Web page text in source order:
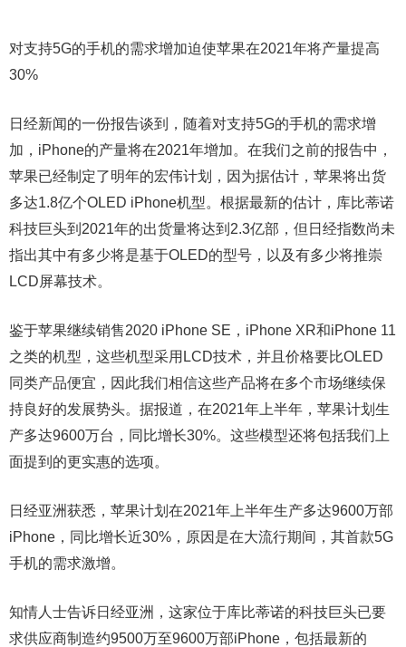
对支持5G的手机的需求增加迫使苹果在2021年将产量提高
30%
日经新闻的一份报告谈到，随着对支持5G的手机的需求增
加，iPhone的产量将在2021年增加。在我们之前的报告中，
苹果已经制定了明年的宏伟计划，因为据估计，苹果将出货
多达1.8亿个OLED iPhone机型。根据最新的估计，库比蒂诺
科技巨头到2021年的出货量将达到2.3亿部，但日经指数尚未
指出其中有多少将是基于OLED的型号，以及有多少将推崇
LCD屏幕技术。
鉴于苹果继续销售2020 iPhone SE，iPhone XR和iPhone 11
之类的机型，这些机型采用LCD技术，并且价格要比OLED
同类产品便宜，因此我们相信这些产品将在多个市场继续保
持良好的发展势头。据报道，在2021年上半年，苹果计划生
产多达9600万台，同比增长30%。这些模型还将包括我们上
面提到的更实惠的选项。
日经亚洲获悉，苹果计划在2021年上半年生产多达9600万部
iPhone，同比增长近30%，原因是在大流行期间，其首款5G
手机的需求激增。
知情人士告诉日经亚洲，这家位于库比蒂诺的科技巨头已要
求供应商制造约9500万至9600万部iPhone，包括最新的